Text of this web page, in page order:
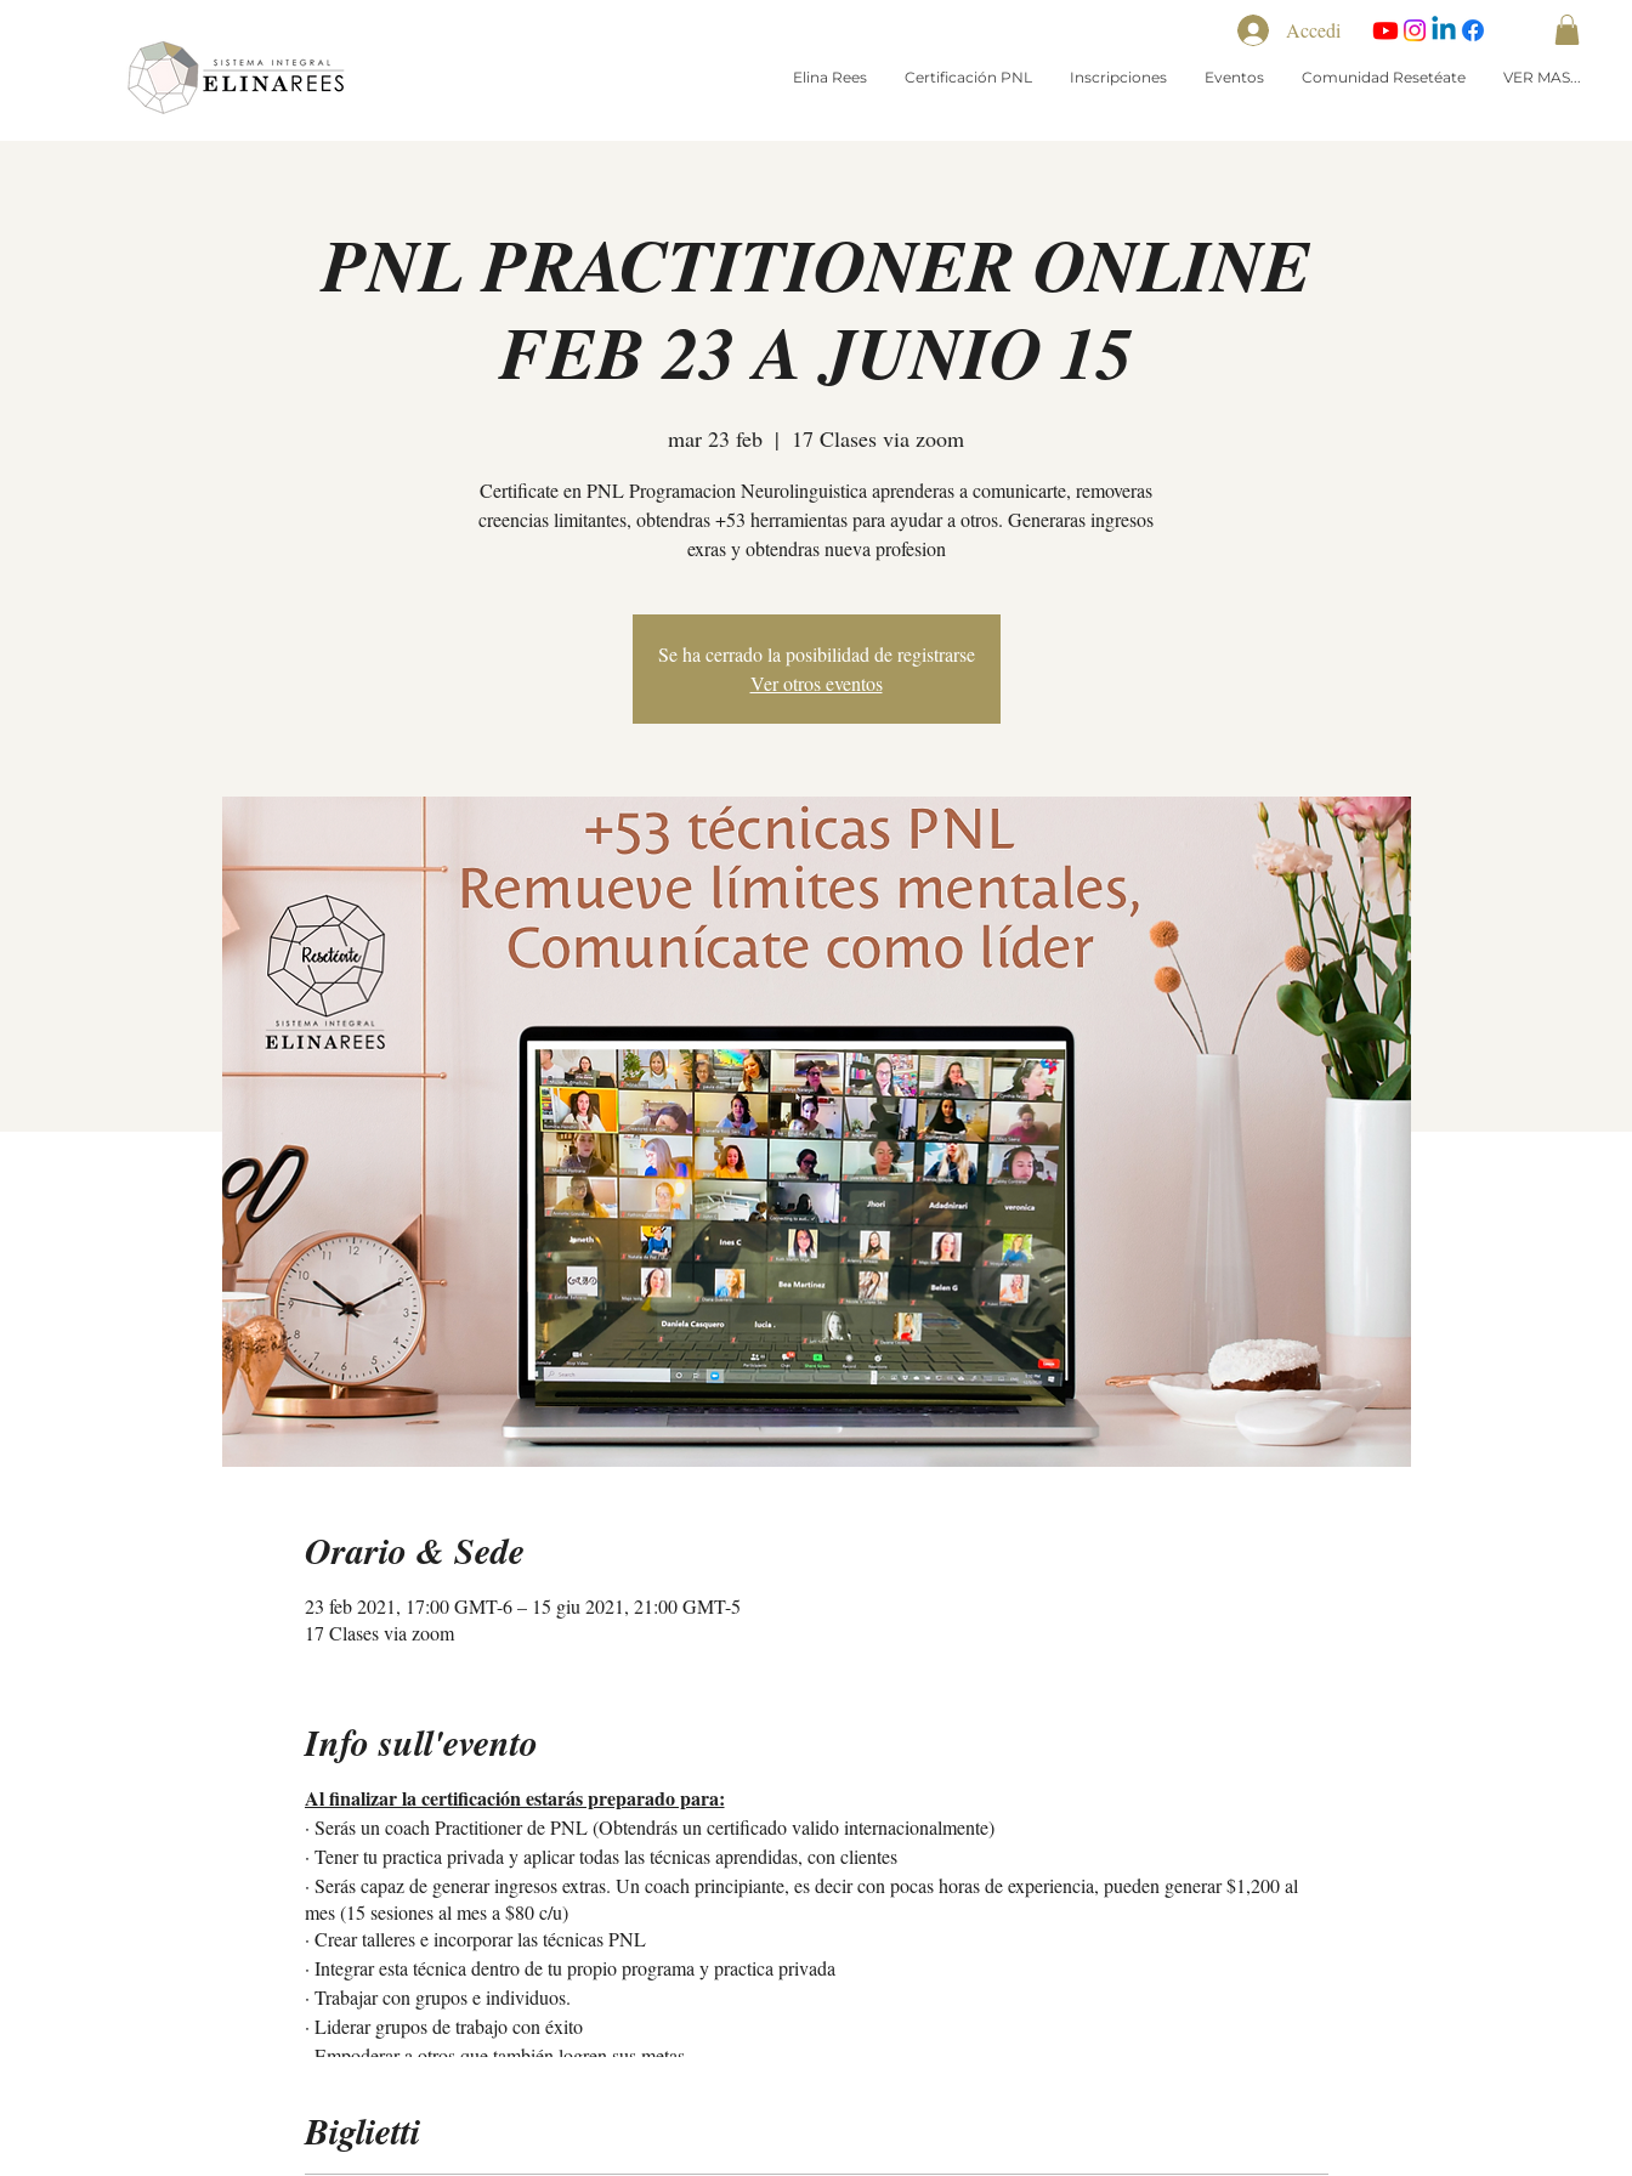
Elina Rees Certificación PNL Inscripciones Eventos Comunidad Resetéate VER MAS...
Accedi
PNL PRACTITIONER ONLINE
FEB 23 A JUNIO 15
mar 23 feb
  |
17 Clases via zoom
Certificate en PNL Programacion Neurolinguistica aprenderas a comunicarte, removeras
creencias limitantes, obtendras +53 herramientas para ayudar a otros. Generaras ingresos
exras y obtendras nueva profesion
Se ha cerrado la posibilidad de registrarse
Ver otros eventos
Orario & Sede
23 feb 2021, 17:00 GMT-6 – 15 giu 2021, 21:00 GMT-5
17 Clases via zoom
Info sull'evento
Al finalizar la certificación estarás preparado para:
· Serás un coach Practitioner de PNL (Obtendrás un certificado valido internacionalmente)
· Tener tu practica privada y aplicar todas las técnicas aprendidas, con clientes
· Serás capaz de generar ingresos extras. Un coach principiante, es decir con pocas horas de experiencia, pueden generar $1,200 al
mes (15 sesiones al mes a $80 c/u)
· Crear talleres e incorporar las técnicas PNL
· Integrar esta técnica dentro de tu propio programa y practica privada
· Trabajar con grupos e individuos.
· Liderar grupos de trabajo con éxito
· Empoderar a otros que también logren sus metas
· Con ganas de continuar aprendiendo
· Ser compasivo y empático, contigo y con el mundo
Biglietti